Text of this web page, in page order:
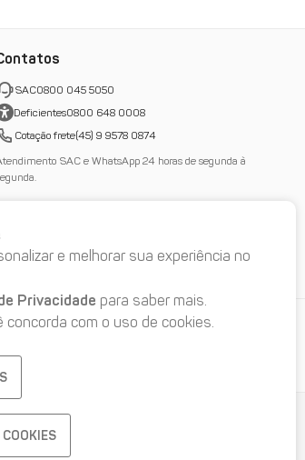
e melhorar sua experiência no
Privacidade para saber mais.
com o uso de cookies.
SAC0800 045 5050
Deficientes0800 648 0008
Cotação frete(45) 9 9578 0874
SAC e WhatsApp 24 horas de segunda à
deixe uma avaliação em nosso perfil